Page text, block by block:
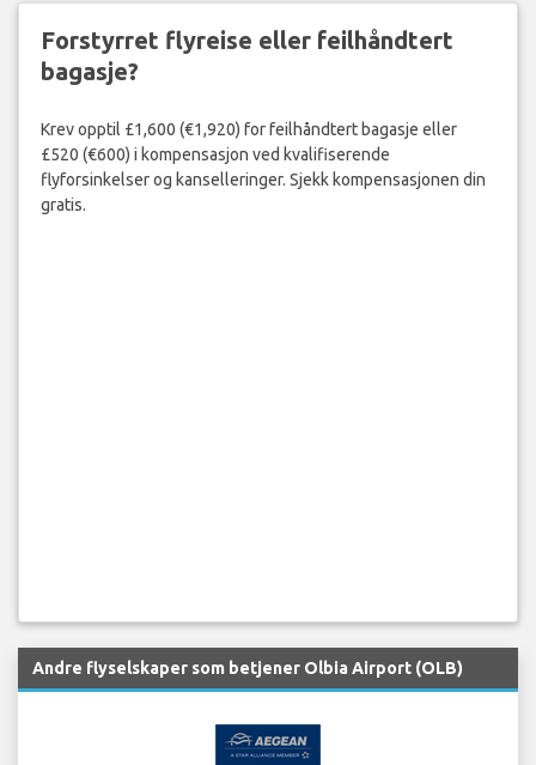
Forstyrret flyreise eller feilhåndtert
bagasje?
Krev opptil £1,600 (€1,920) for feilhåndtert bagasje eller
£520 (€600) i kompensasjon ved kvalifiserende
flyforsinkelser og kanselleringer. Sjekk kompensasjonen din
gratis.
Andre flyselskaper som betjener Olbia Airport (OLB)